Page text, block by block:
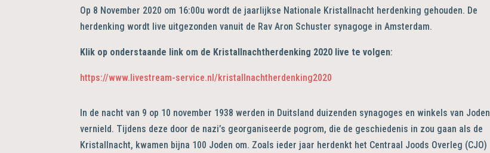
Op 8 November 2020 om 16:00u wordt de jaarlijkse Nationale Kristallnacht herdenking gehouden. De
herdenking wordt live uitgezonden vanuit de Rav Aron Schuster synagoge in Amsterdam.
Klik op onderstaande link om de Kristallnachtherdenking 2020 live te volgen:
https://www.livestream-service.nl/kristallnachtherdenking2020
In de nacht van 9 op 10 november 1938 werden in Duitsland duizenden synagoges en winkels van Joden
vernield. Tijdens deze door de nazi’s georganiseerde pogrom, die de geschiedenis in zou gaan als de
Kristallnacht, kwamen bijna 100 Joden om. Zoals ieder jaar herdenkt het Centraal Joods Overleg (CJO)